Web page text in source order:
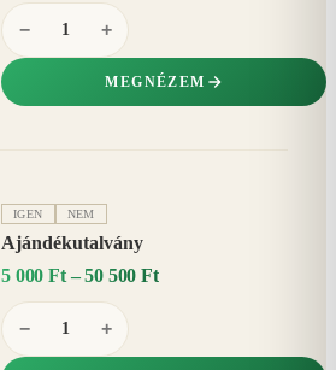
− +
MEGNÉZEM
IGEN NEM
Ajándékutalvány
5 000 Ft – 50 500 Ft
− +